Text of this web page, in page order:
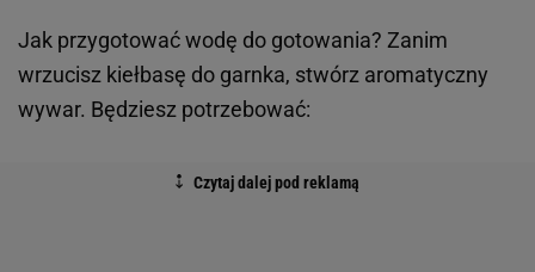
Jak przygotować wodę do gotowania? Zanim
wrzucisz kiełbasę do garnka, stwórz aromatyczny
wywar. Będziesz potrzebować: